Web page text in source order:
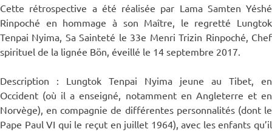
Cette rétrospective a été réalisée par Lama Samten Yéshé
Rinpoché en hommage à son Maître, le regretté Lungtok
Tenpai Nyima, Sa Sainteté le 33e Menri Trizin Rinpoché, Chef
spirituel de la lignée Bön, éveillé le 14 septembre 2017.
Description : Lungtok Tenpai Nyima jeune au Tibet, en
Occident (où il a enseigné, notamment en Angleterre et en
Norvège), en compagnie de différentes personnalités (dont le
Pape Paul VI qui le reçut en juillet 1964), avec les enfants qu’il